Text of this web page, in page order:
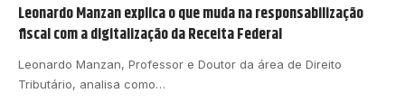
Leonardo Manzan explica o que muda na responsabilização
fiscal com a digitalização da Receita Federal
Leonardo Manzan, Professor e Doutor da área de Direito
Tributário, analisa como…